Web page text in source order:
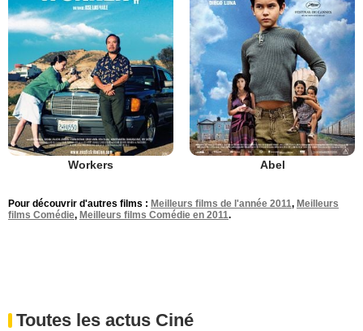
Workers Abel
Pour découvrir d'autres films : Meilleurs films de l'année 2011, Meilleurs
films Comédie, Meilleurs films Comédie en 2011.
Toutes les actus Ciné